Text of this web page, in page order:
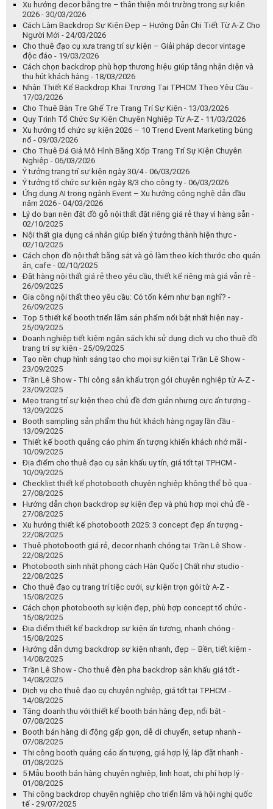
Xu hướng decor bằng tre – thân thiện môi trường trong sự kiện
2026 - 30/03/2026
Cách Làm Backdrop Sự Kiện Đẹp – Hướng Dẫn Chi Tiết Từ A-Z Cho
Người Mới - 24/03/2026
Cho thuê đạo cụ xưa trang trí sự kiện – Giải pháp decor vintage
độc đáo - 19/03/2026
Cách chọn backdrop phù hợp thương hiệu giúp tăng nhận diện và
thu hút khách hàng - 18/03/2026
Nhận Thiết Kế Backdrop Khai Trương Tại TPHCM Theo Yêu Cầu -
17/03/2026
Cho Thuê Bàn Tre Ghế Tre Trang Trí Sự Kiện - 13/03/2026
Quy Trình Tổ Chức Sự Kiện Chuyên Nghiệp Từ A-Z - 11/03/2026
Xu hướng tổ chức sự kiện 2026 – 10 Trend Event Marketing bùng
nổ - 09/03/2026
Cho Thuê Đá Giả Mô Hình Bằng Xốp Trang Trí Sự Kiện Chuyên
Nghiệp - 06/03/2026
Ý tưởng trang trí sự kiện ngày 30/4 - 06/03/2026
Ý tưởng tổ chức sự kiện ngày 8/3 cho công ty - 06/03/2026
Ứng dụng AI trong ngành Event – Xu hướng công nghệ dẫn đầu
năm 2026 - 04/03/2026
Lý do bạn nên đặt đồ gỗ nội thất đặt riêng giá rẻ thay vì hàng sẵn -
02/10/2025
Nội thất gia dụng cá nhân giúp biến ý tưởng thành hiện thực -
02/10/2025
Cách chọn đồ nội thất bằng sắt và gỗ làm theo kích thước cho quán
ăn, cafe - 02/10/2025
Đặt hàng nội thất giá rẻ theo yêu cầu, thiết kế riêng mà giá vẫn rẻ -
26/09/2025
Gia công nội thất theo yêu cầu: Có tốn kém như bạn nghĩ? -
26/09/2025
Top 5 thiết kế booth triển lãm sản phẩm nổi bật nhất hiện nay -
25/09/2025
Doanh nghiệp tiết kiệm ngân sách khi sử dụng dịch vụ cho thuê đồ
trang trí sự kiện - 25/09/2025
Tạo nền chụp hình sáng tạo cho mọi sự kiện tại Trần Lê Show -
23/09/2025
Trần Lê Show - Thi công sân khấu trọn gói chuyên nghiệp từ A-Z -
23/09/2025
Mẹo trang trí sự kiện theo chủ đề đơn giản nhưng cực ấn tượng -
13/09/2025
Booth sampling sản phẩm thu hút khách hàng ngay lần đầu -
13/09/2025
Thiết kế booth quảng cáo phim ấn tượng khiến khách nhớ mãi -
10/09/2025
Địa điểm cho thuê đạo cụ sân khấu uy tín, giá tốt tại TPHCM -
10/09/2025
Checklist thiết kế photobooth chuyên nghiệp không thể bỏ qua -
27/08/2025
Hướng dẫn chọn backdrop sự kiện đẹp và phù hợp mọi chủ đề -
27/08/2025
Xu hướng thiết kế photobooth 2025: 3 concept đẹp ấn tượng -
22/08/2025
Thuê photobooth giá rẻ, decor nhanh chóng tại Trần Lê Show -
22/08/2025
Photobooth sinh nhật phong cách Hàn Quốc | Chất như studio -
22/08/2025
Cho thuê đạo cụ trang trí tiệc cưới, sự kiện trọn gói từ A-Z -
15/08/2025
Cách chọn photobooth sự kiện đẹp, phù hợp concept tổ chức -
15/08/2025
Địa điểm thiết kế backdrop sự kiện ấn tượng, nhanh chóng -
15/08/2025
Hướng dẫn dựng backdrop sự kiện nhanh, đẹp – Bền, tiết kiệm -
14/08/2025
Trần Lê Show - Cho thuê đèn pha backdrop sân khấu giá tốt -
14/08/2025
Dịch vụ cho thuê đạo cụ chuyên nghiệp, giá tốt tại TP.HCM -
14/08/2025
Tăng doanh thu với thiết kế booth bán hàng đẹp, nổi bật -
07/08/2025
Booth bán hàng di động gấp gọn, dễ di chuyển, setup nhanh -
07/08/2025
Thi công booth quảng cáo ấn tượng, giá hợp lý, lắp đặt nhanh -
01/08/2025
5 Mẫu booth bán hàng chuyên nghiệp, linh hoạt, chi phí hợp lý -
01/08/2025
Thi công backdrop chuyên nghiệp cho triển lãm và hội nghị quốc
tế - 29/07/2025